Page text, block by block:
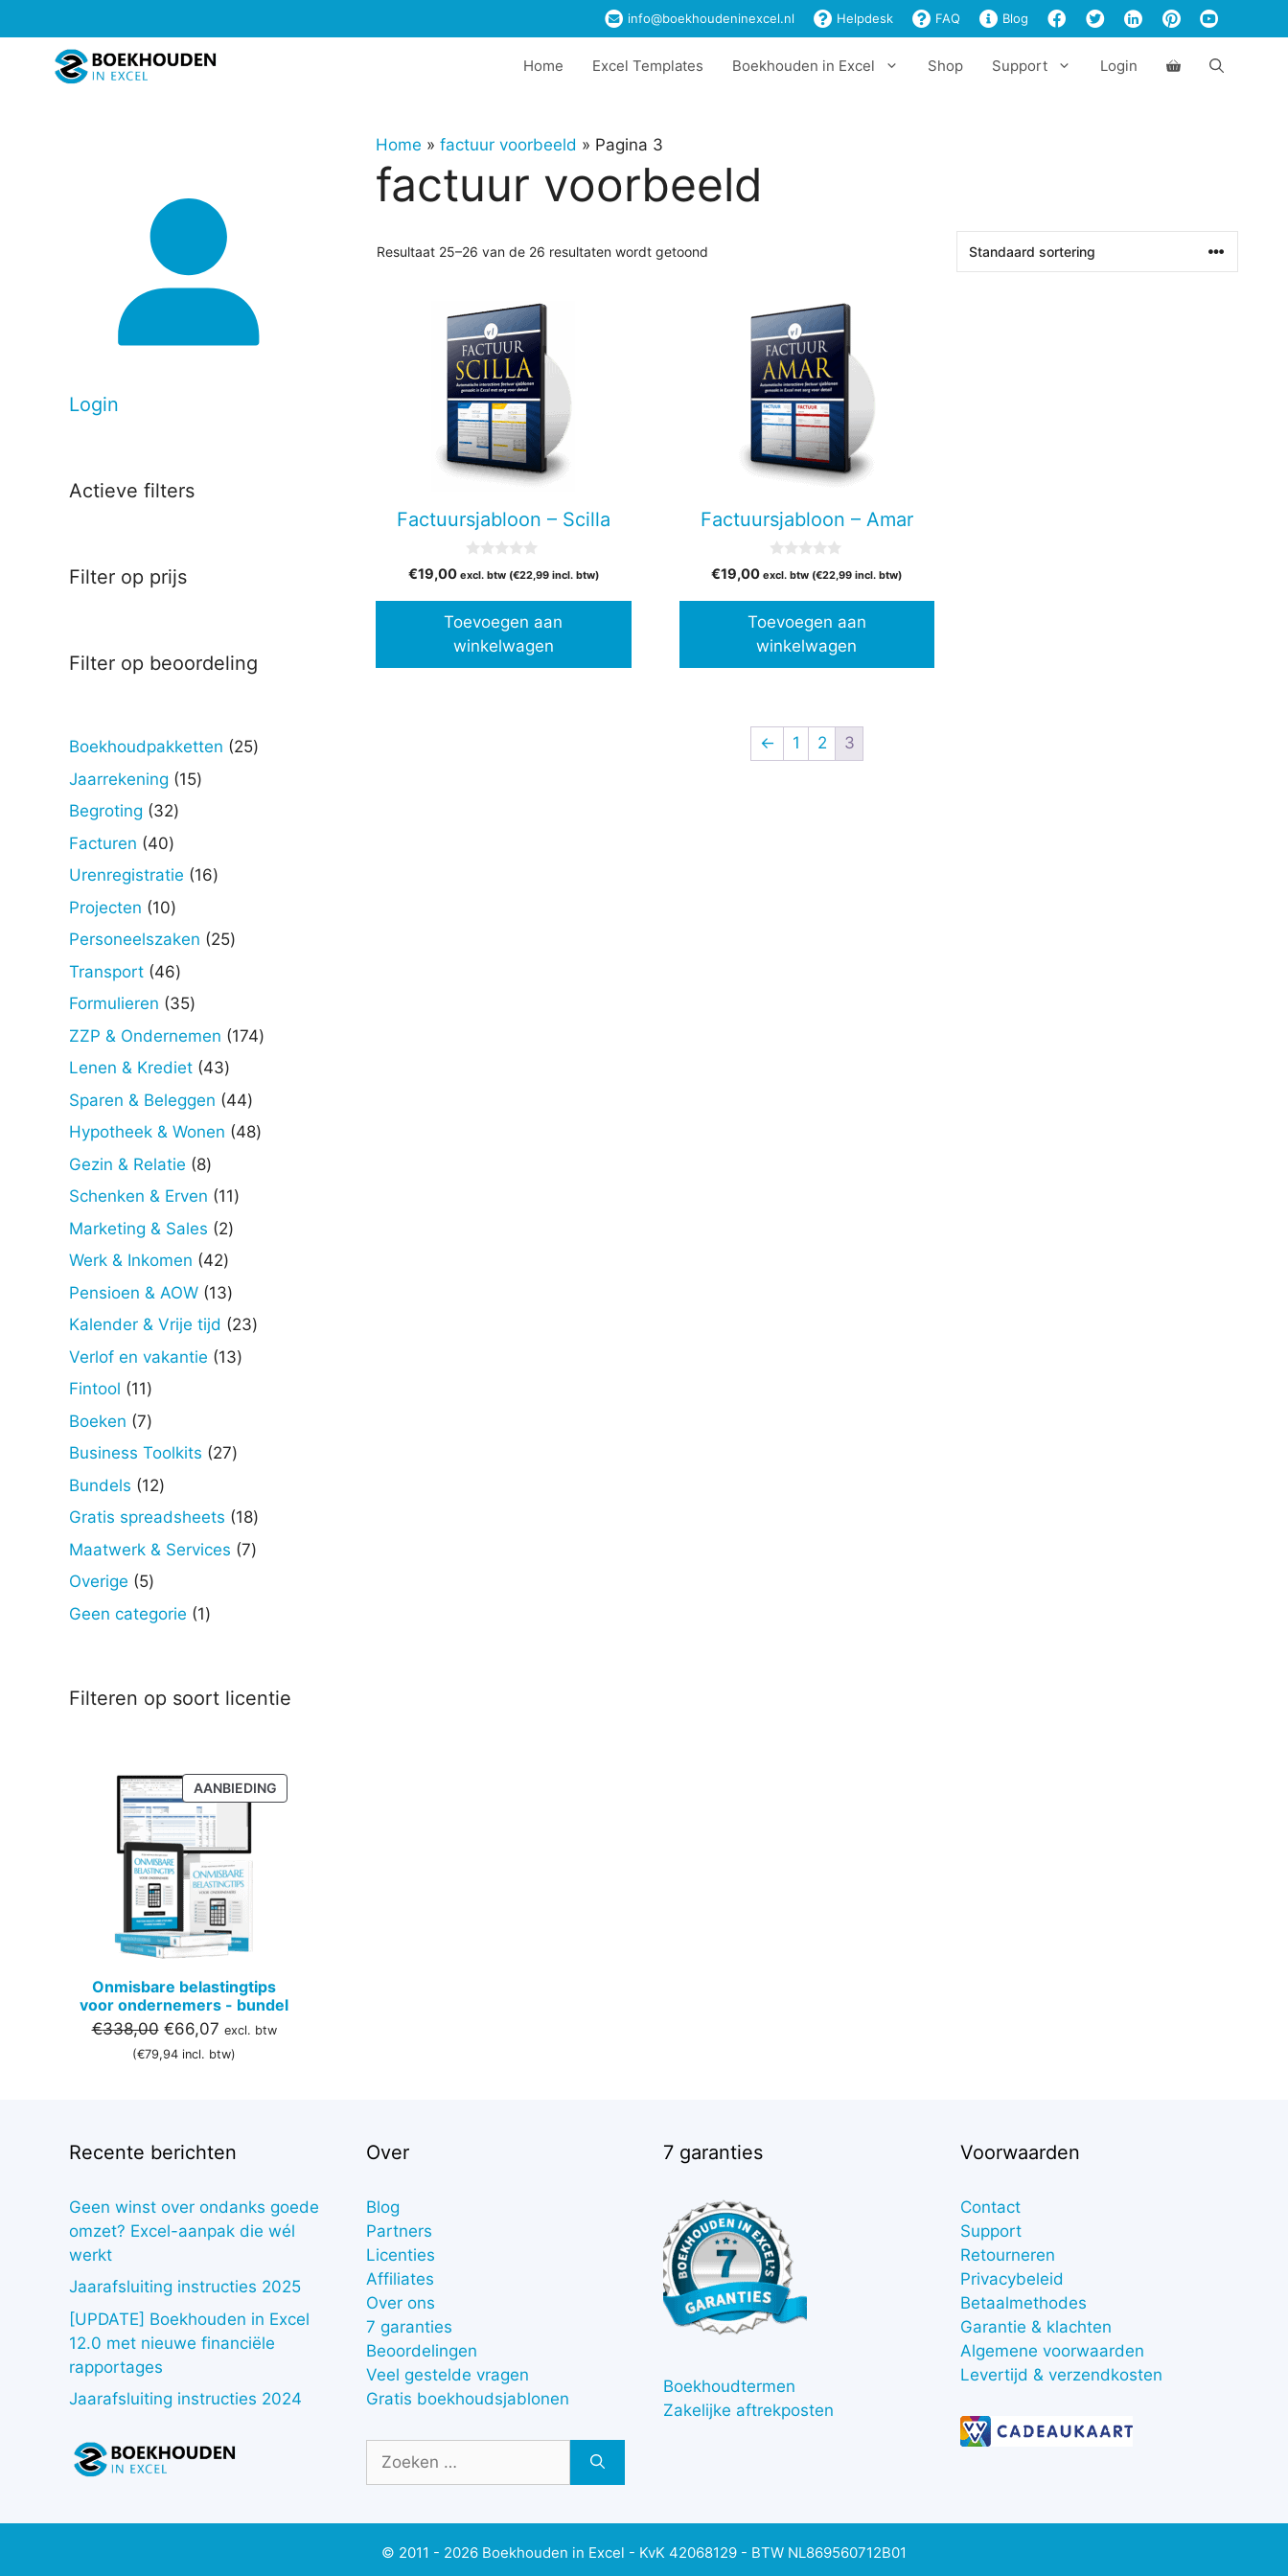
naar
info@boekhoudeninexcel.nl Helpdesk FAQ Blog
Home Excel Templates Boekhouden in Excel Shop Support Login
Home » factuur voorbeeld » Pagina 3
factuur voorbeeld
Resultaat 25–26 van de 26 resultaten wordt getoond
Factuursjabloon – Scilla
v
5
€19,00 excl. btw (€22,99incl. btw)
Toevoegen aan
winkelwagen
Factuursjabloon – Amar
v
5
€19,00 excl. btw (€22,99 incl. btw)
Toevoegen aan
winkelwagen
← 1 2 3
Login
Actieve filters
Filter op prijs
Filter op beoordeling
Boekhoudpakketten 2525
Jaarrekening 1515
Begroting 3232
Facturen 4040
producten
Urenregistratie 1616
Projecten 1010
producten
Personeelszaken 2525
Transport 4646
producten
Formulieren 3535
producten
ZZP & Ondernemen 174174
Lenen & Krediet 4343
producten
Sparen & Beleggen 4444
producten
Hypotheek & Wonen 4848
Gezin & Relatie 88
producten
Schenken & Erven 1111
Marketing & Sales 22
Werk & Inkomen 4242
producten
Pensioen & AOW 1313
producten
Kalender & Vrije tijd 2323
Verlof en vakantie 1313
Fintool 1111
producten
Boeken 77
producten
Business Toolkits 2727
Bundels 1212
producten
Gratis spreadsheets 1818
producten
Maatwerk & Services 77
Overige 55
producten
Geen categorie 11
Filteren op soort licentie
AANBIEDINGPRODUCT
IN
Onmisbare belastingtips
voor ondernemers - bundel
€338,00 Oorspronkelijke
prijs
€66,07Huidige
prijs
excl. btw
(€79,94 incl. btw)
Recente berichten
Geen winst over ondanks goede
omzet? Excel-aanpak die wél
werkt
Jaarafsluiting instructies 2025
[UPDATE] Boekhouden in Excel
12.0 met nieuwe financiële
rapportages
Jaarafsluiting instructies 2024
Over
Blog
Partners
Licenties
Affiliates
Over ons
7 garanties
Beoordelingen
Veel gestelde vragen
Gratis boekhoudsjablonen
naar:
7 garanties
Boekhoudtermen
Zakelijke aftrekposten
Voorwaarden
Contact
Support
Retourneren
Privacybeleid
Betaalmethodes
Garantie & klachten
Algemene voorwaarden
Levertijd & verzendkosten
© 2011 - 2026 Boekhouden in Excel - KvK 42068129 - BTW NL869560712B01